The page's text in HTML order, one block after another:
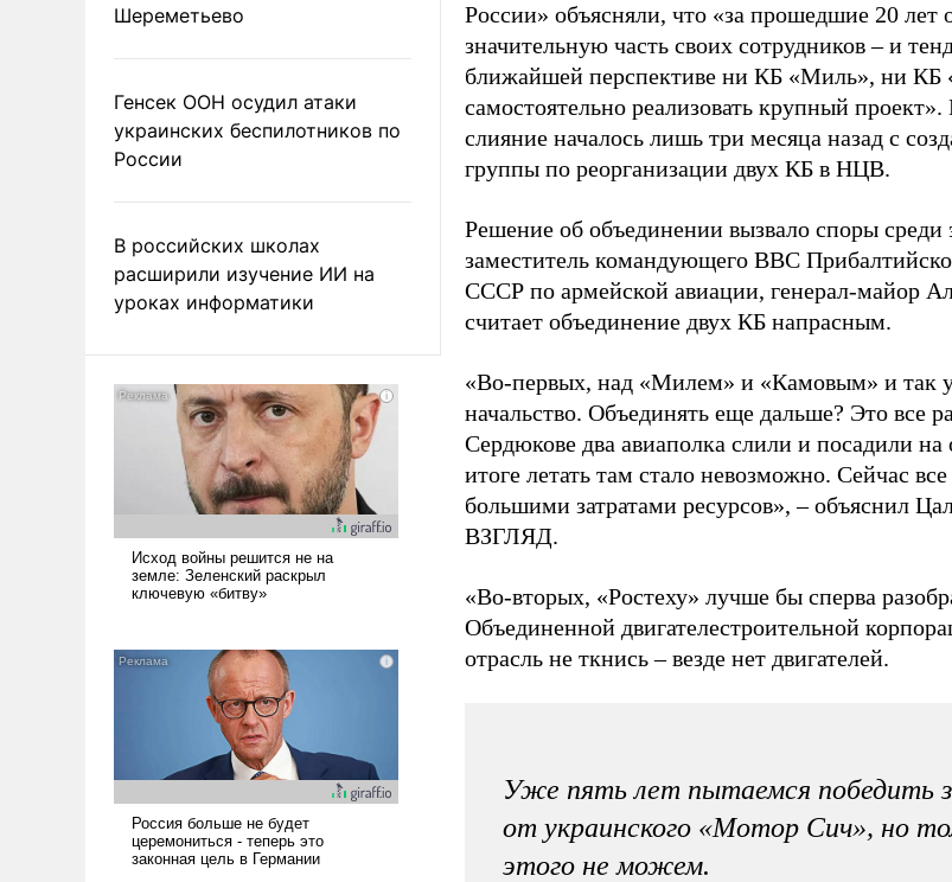
Шереметьево
Генсек ООН осудил атаки
украинских беспилотников по
России
В российских школах
расширили изучение ИИ на
уроках информатики
России» объясняли, что «за прошедшие 20 лет
значительную часть своих сотрудников – и
ближайшей перспективе ни КБ «Миль», ни КБ
самостоятельно реализовать крупный
слияние началось лишь три месяца назад с
группы по реорганизации двух КБ в НЦВ.
Решение об объединении вызвало споры
заместитель командующего ВВС
СССР по армейской авиации, генерал-майор
считает объединение двух КБ напрасным.
«Во-первых, над «Милем» и «Камовым» и так
начальство. Объединять еще дальше? Это все
Сердюкове два авиаполка слили и посадили
итоге летать там стало невозможно. Сейчас
большими затратами ресурсов», – объяснил
ВЗГЛЯД.
«Во-вторых, «Ростеху» лучше бы сперва
Объединенной двигателестроительной
отрасль не ткнись – везде нет двигателей.
Уже пять лет пытаемся победить
от украинского «Мотор Сич», но
этого не можем.